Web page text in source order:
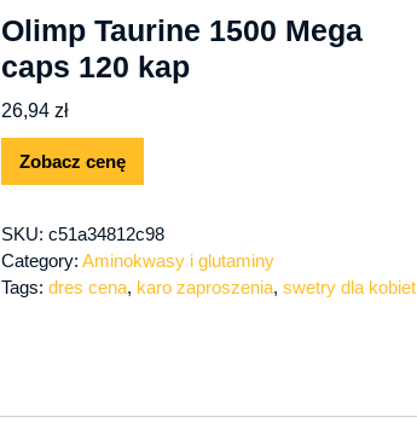
Olimp Taurine 1500 Mega
caps 120 kap
26,94 zł
Zobacz cenę
SKU: c51a34812c98
Category: Aminokwasy i glutaminy
Tags: dres cena, karo zaproszenia, swetry dla kobiet